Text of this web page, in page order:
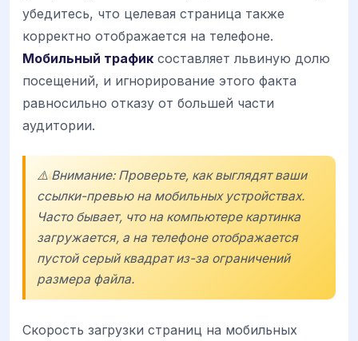
убедитесь, что целевая страница также
корректно отображается на телефоне.
Мобильный трафик составляет львиную долю
посещений, и игнорирование этого факта
равносильно отказу от большей части
аудитории.
⚠️ Внимание: Проверьте, как выглядят ваши
ссылки-превью на мобильных устройствах.
Часто бывает, что на компьютере картинка
загружается, а на телефоне отображается
пустой серый квадрат из-за ограничений
размера файла.
Скорость загрузки страниц на мобильных